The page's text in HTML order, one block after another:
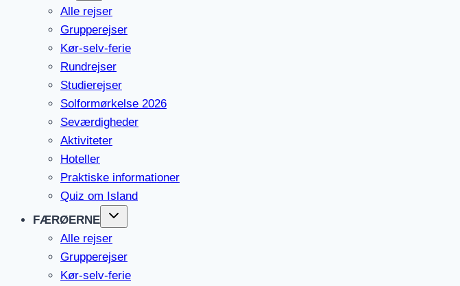
Alle rejser
Grupperejser
Kør-selv-ferie
Rundrejser
Studierejser
Solformørkelse 2026
Seværdigheder
Aktiviteter
Hoteller
Praktiske informationer
Quiz om Island
FÆRØERNE
Alle rejser
Grupperejser
Kør-selv-ferie